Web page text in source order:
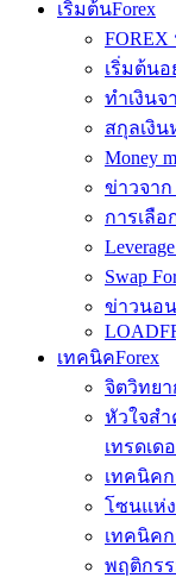
เริ่มต้นForex
FOREX
เริ่มต้นอ
ทำเงินจ
สกุลเงิ
Money
ข่าวจาก
การเลือ
Swap
ข่าวนอน
เทคนิคForex
จิตวิทยา
หัวใจส
เทรดเด
เทคนิค
โซนแห่
เทคนิคก
พฤติกรร